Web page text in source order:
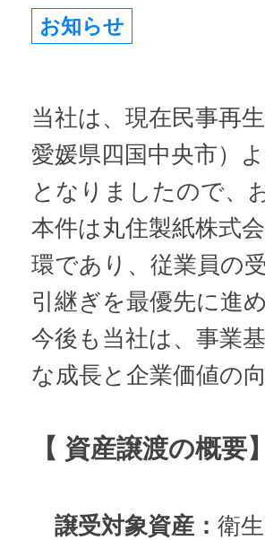
お知らせ
当社は、現在民事再
愛媛県四国中央市）
となりましたので、
本件は丸住製紙株式
環であり、従業員の
引継ぎを最優先に進
今後も当社は、事業
な成長と企業価値の
【 資産譲渡の概要】
譲受対象資産： 衛